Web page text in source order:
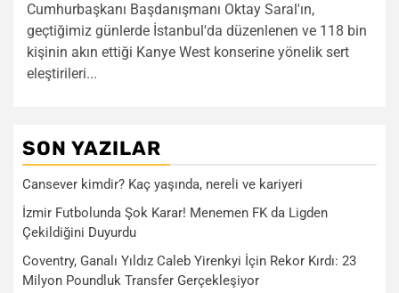
Cumhurbaşkanı Başdanışmanı Oktay Saral'ın,
geçtiğimiz günlerde İstanbul'da düzenlenen ve 118 bin
kişinin akın ettiği Kanye West konserine yönelik sert
eleştirileri...
SON YAZILAR
Cansever kimdir? Kaç yaşında, nereli ve kariyeri
İzmir Futbolunda Şok Karar! Menemen FK da Ligden
Çekildiğini Duyurdu
Coventry, Ganalı Yıldız Caleb Yirenkyi İçin Rekor Kırdı: 23
Milyon Poundluk Transfer Gerçekleşiyor